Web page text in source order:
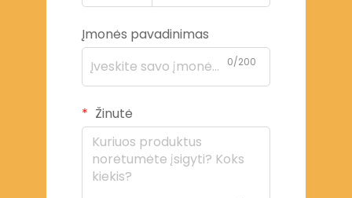
Įmonės pavadinimas
0/200
Žinutė